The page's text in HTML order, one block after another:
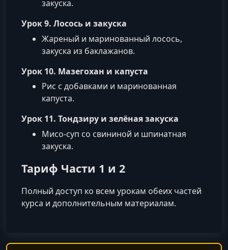
закуска.
Урок 9. Лосось и закуска
Жареный и маринованный лосось,
закуска из баклажанов.
Урок 10. Мазегохан и капуста
Рис с добавками и маринованная
капуста.
Урок 11. Тондзиру и зелёная закуска
Мисо-суп со свининой и шпинатная
закуска.
Тариф Части 1 и 2
Полный доступ ко всем урокам обеих частей
курса и дополнительным материалам.